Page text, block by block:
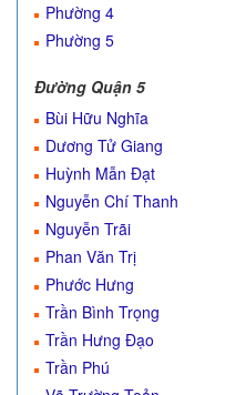
Phường 4
Phường 5
Đường Quận 5
Bùi Hữu Nghĩa
Dương Tử Giang
Huỳnh Mẫn Đạt
Nguyễn Chí Thanh
Nguyễn Trãi
Phan Văn Trị
Phước Hưng
Trần Bình Trọng
Trần Hưng Đạo
Trần Phú